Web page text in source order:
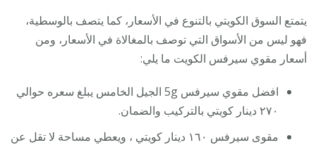
يتمتع السوق الكويتي بالتنوع في الأسعار، كما يتصف بالوسطية،
فهو ليس من الأسواق التي توصف بالمغالاة في الأسعار، ومن
أسعار مقوي سيرفس الكويت ما يلي:
افضل مقوي سيرفس 5g الجيل الخامس يبلغ سعره حوالي
٢٧٠ دينار كويتي بالتركيب والضمان.
مقوى سيرفس ١٦٠ دينار كويتي ، ويعطي مساحة لا تقل عن